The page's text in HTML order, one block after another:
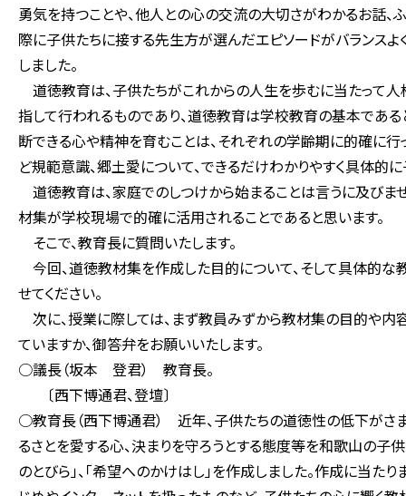
勇気を持つことや、他人との心の交流の大切さがわかるお話
際に子供たちに接する先生方が選んだエピソードがバランスよ
しました。
道徳教育は、子供たちがこれからの人生を歩むに当たって
指して行われるものであり、道徳教育は学校教育の基本であ
断できる心や精神を育むことは、それぞれの学齢期に的確に
ど規範意識、郷土愛について、できるだけわかりやすく具体的
道徳教育は、家庭でのしつけから始まることは言うに及びま
材集が学校現場で的確に活用されることであると思います。
そこで、教育長に質問いたします。
今回、道徳教材集を作成した目的について、そして具体的
せてください。
次に、授業に際しては、まず教員みずから教材集の目的や内
ていますか、御答弁をお願いいたします。
○議長（坂本 登君） 教育長。
〔西下博通君、登壇〕
○教育長（西下博通君） 近年、子供たちの道徳性の低下がさ
るさとを愛する心、決まりを守ろうとする態度等を和歌山の子
のとびら」、「希望へのかけはし」を作成しました。作成に当